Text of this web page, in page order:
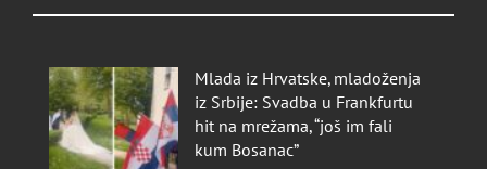
Mlada iz Hrvatske, mladoženja
iz Srbije: Svadba u Frankfurtu
hit na mrežama, “još im fali
kum Bosanac”